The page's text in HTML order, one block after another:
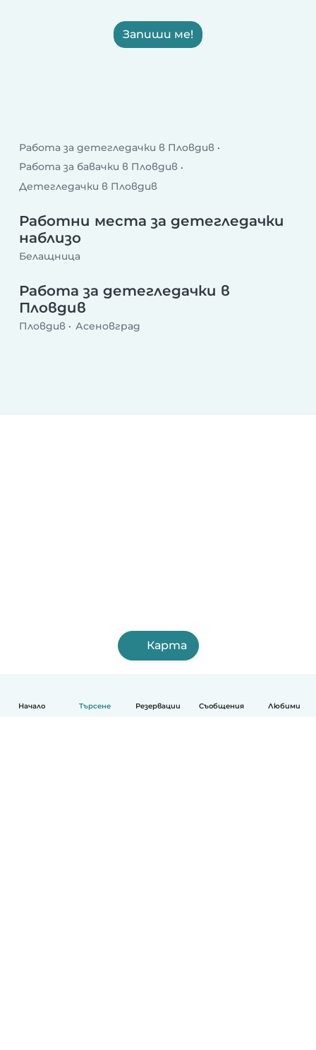
Начало Търсене Резервации Съобщения Любими
Запиши ме!
Работа за детегледачки в Пловдив
Работа за бавачки в Пловдив
Детегледачки в Пловдив
Работни места за детегледачки
наблизо
Белащница
Работа за детегледачки в
Пловдив
Пловдив Асеновград
Карта